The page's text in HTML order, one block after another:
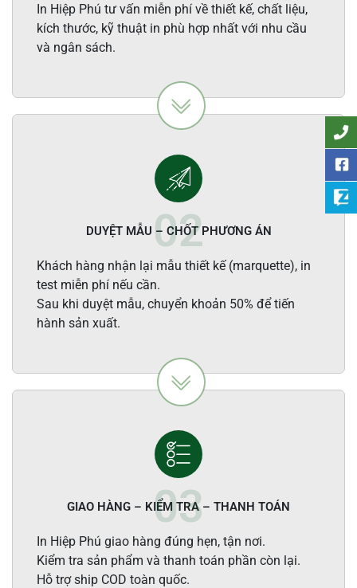
In Hiệp Phú tư vấn miễn phí về thiết kế, chất liệu,
kích thước, kỹ thuật in phù hợp nhất với nhu cầu
và ngân sách.
DUYỆT MẪU – CHỐT PHƯƠNG ÁN
Khách hàng nhận lại mẫu thiết kế (marquette), in
test miễn phí nếu cần.
Sau khi duyệt mẫu, chuyển khoản 50% để tiến
hành sản xuất.
GIAO HÀNG – KIỂM TRA – THANH TOÁN
In Hiệp Phú giao hàng đúng hẹn, tận nơi.
Kiểm tra sản phẩm và thanh toán phần còn lại.
Hỗ trợ ship COD toàn quốc.